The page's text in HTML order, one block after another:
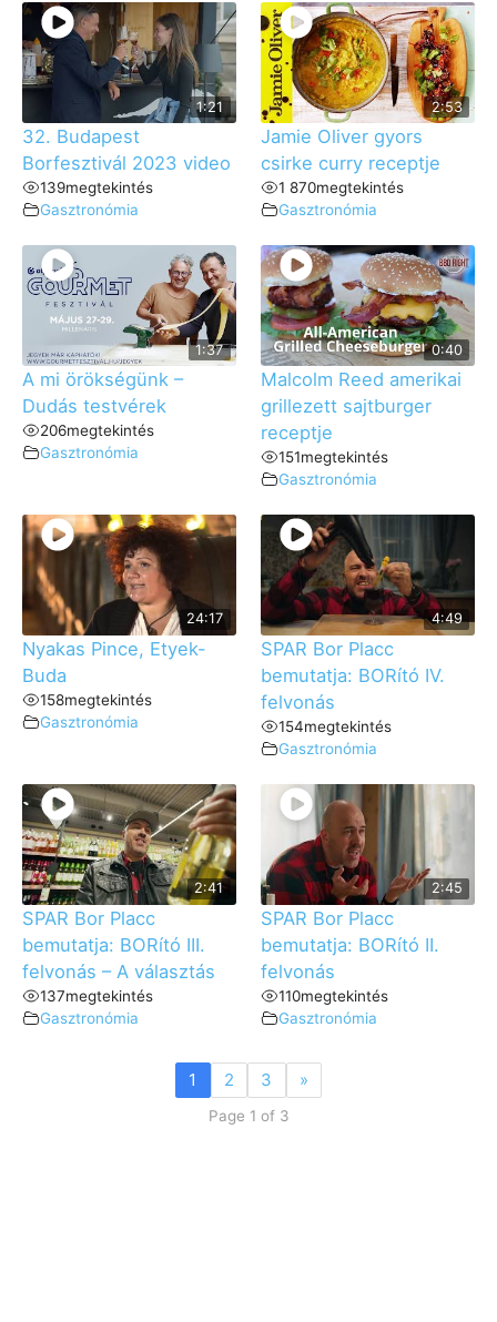
1:21
32. Budapest
Borfesztivál 2023 video
139megtekintés
Gasztronómia
2:53
Jamie Oliver gyors
csirke curry receptje
1 870megtekintés
Gasztronómia
1:37
A mi örökségünk –
Dudás testvérek
206megtekintés
Gasztronómia
0:40
Malcolm Reed amerikai
grillezett sajtburger
receptje
151megtekintés
Gasztronómia
24:17
Nyakas Pince, Etyek-
Buda
158megtekintés
Gasztronómia
4:49
SPAR Bor Placc
bemutatja: BORító IV.
felvonás
154megtekintés
Gasztronómia
2:41
SPAR Bor Placc
bemutatja: BORító III.
felvonás – A választás
137megtekintés
Gasztronómia
2:45
SPAR Bor Placc
bemutatja: BORító II.
felvonás
110megtekintés
Gasztronómia
1 2 3 »
Page 1 of 3